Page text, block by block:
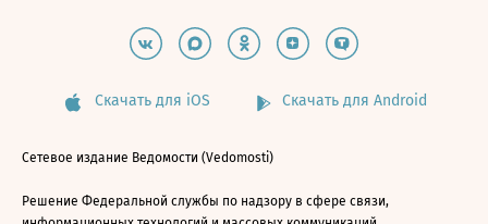
Скачать для iOS Скачать для Android
Сетевое издание Ведомости (Vedomosti)
Решение Федеральной службы по надзору в сфере связи,